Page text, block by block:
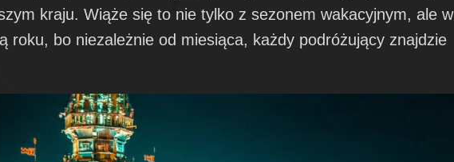
kraju. Wiąże się to nie tylko z sezonem wakacyjnym, ale w
roku, bo niezależnie od miesiąca, każdy podróżujący znajdzie